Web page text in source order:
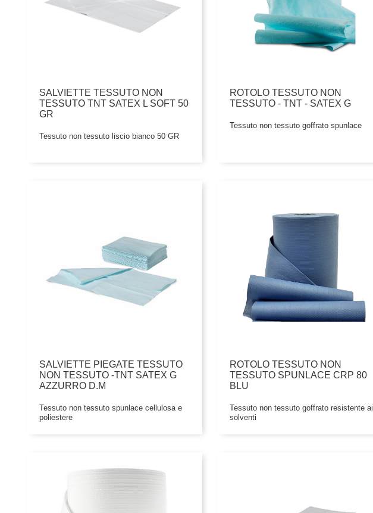
SALVIETTE TESSUTO NON
TESSUTO TNT SATEX L SOFT 50
GR
Tessuto non tessuto liscio bianco 50 GR
ROTOLO TESSUTO NON
TESSUTO - TNT - SATEX G
Tessuto non tessuto goffrato spunlace
SALVIETTE PIEGATE TESSUTO
NON TESSUTO -TNT SATEX G
AZZURRO D.M
Tessuto non tessuto spunlace cellulosa e
poliestere
ROTOLO TESSUTO NON
TESSUTO SPUNLACE CRP 80
BLU
Tessuto non tessuto goffrato resistente ai
solventi